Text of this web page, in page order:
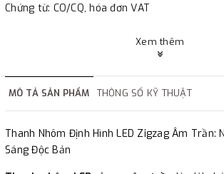
Chứng từ: CO/CQ, hóa đơn VAT
Xem thêm
MÔ TẢ SẢN PHẨM THÔNG SỐ KỸ THUẬT
Thanh Nhôm Định Hình LED Zigzag Âm Trần:
Sáng Độc Bản